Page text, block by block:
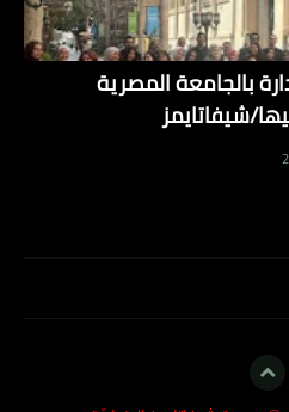
بالجامعة المصرية
شيفاتايمز